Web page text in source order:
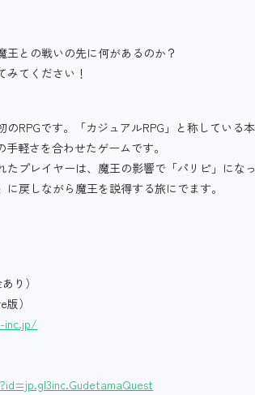
との戦いの先に何があるのか？
みてください！
RPGです。「カジュアルRPG」と称している
軽さを合わせたゲームです。
たプレイヤーは、魔王の影響で「パリピ」にな
戻しながら魔王を説得する旅にでます。
り）
）
inc.jp/